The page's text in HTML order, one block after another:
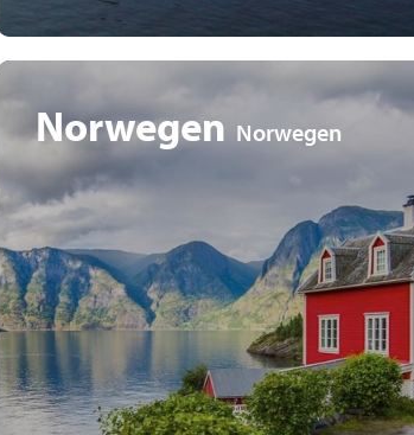
Norwegen Norwegen
Imposante Fjorde und zauberhafte Schären
Norwegen zur schönsten Jahreszeit erleben